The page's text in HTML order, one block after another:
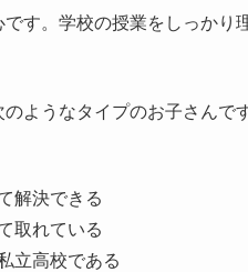
す。学校の授業をしっかり
ようなタイプのお子さんです
解決できる
取れている
立高校である